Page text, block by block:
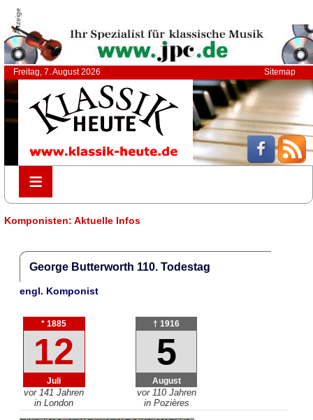
Anzeige
Freitag, 7. August 2026 Sitemap
≡
≡
Komponisten: Aktuelle Infos
George Butterworth 110. Todestag
engl. Komponist
* 1885
12
Juli
vor 141 Jahren
in London
† 1916
5
August
vor 110 Jahren
in Pozières